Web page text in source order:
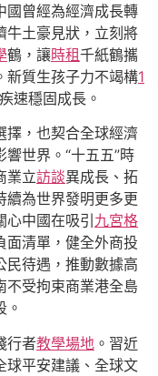
國曾經為經濟成長轉
牛土豪見狀，立刻將
鶴，讓時租千紙鶴攜
新質生孩子力不竭構1
速穩固成長。
擇，也契合全球經濟
世界。“十五五”時
業立訪談異成長、拓
續為世界發明更多更
中國在吸引 九宮格
面清單，健全外商投
民待遇，推動數據高
不受拘束商業港全島
行者教學場地 。習近
球平安建議、全球文